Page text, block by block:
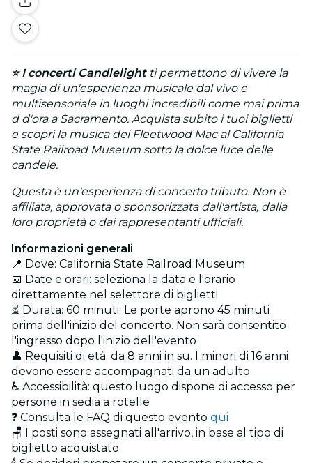
⭐ I concerti Candlelightti permettono di vivere la
magia di un'esperienza musicale dal vivo e
multisensoriale in luoghi incredibili come mai prima
d d'ora a Sacramento. Acquista subito i tuoi biglietti
e scopri la musica dei Fleetwood Mac al California
State Railroad Museum sotto la dolce luce delle
candele.
Questa è un'esperienza di concerto tributo. Non è
affiliata, approvata o sponsorizzata dall'artista, dalla
loro proprietà o dai rappresentanti ufficiali.
Informazioni generali
📍 Dove: California State Railroad Museum
📅 Date e orari: seleziona la data e l'orario
direttamente nel selettore di biglietti
⏳ Durata: 60 minuti. Le porte aprono 45 minuti
prima dell'inizio del concerto. Non sarà consentito
l'ingresso dopo l'inizio dell'evento
👤 Requisiti di età: da 8 anni in su. I minori di 16 anni
devono essere accompagnati da un adulto
♿ Accessibilità: questo luogo dispone di accesso per
persone in sedia a rotelle
❓ Consulta le FAQ di questo evento qui
🪑 I posti sono assegnati all'arrivo, in base al tipo di
biglietto acquistato